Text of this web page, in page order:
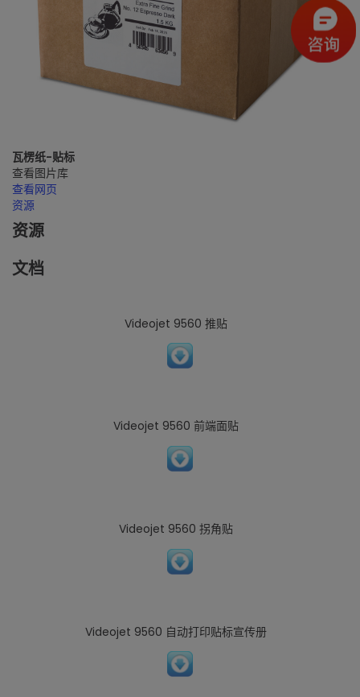
瓦楞纸-贴标
查看图片库
查看网页
资源
资源
文档
Videojet 9560 推贴
Videojet 9560 前端面贴
Videojet 9560 拐角贴
Videojet 9560 自动打印贴标宣传册